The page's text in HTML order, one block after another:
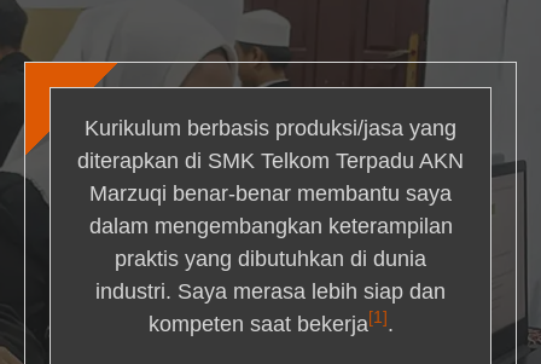
Kurikulum berbasis produksi/jasa yang
diterapkan di SMK Telkom Terpadu AKN
Marzuqi benar-benar membantu saya
dalam mengembangkan keterampilan
praktis yang dibutuhkan di dunia
industri. Saya merasa lebih siap dan
kompeten saat bekerja[1] .